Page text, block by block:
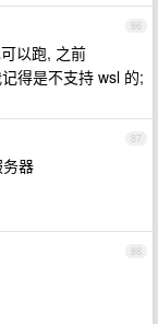
86
以跑, 之前
得是不支持 wsl 的;
87
器
88